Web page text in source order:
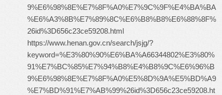
9%E6%98%8E%E7%8F%A0%E7%9C%9F%E4%BA%BA
%E6%A3%8B%E7%89%8C%E6%B8%B8%E6%88%8F%
26id%3D656c23ce59208.html
https://www.henan.gov.cn/search/jsjg/?
keyword=%E3%80%90%E6%BA%A66344802%E3%80%
91%E7%BC%85%E7%94%B8%E4%B8%9C%E6%96%B
9%E6%98%8E%E7%8F%A0%E5%8D%9A%E5%BD%A9
%E7%BD%91%E7%AB%99%26id%3D656c23ce59208.ht